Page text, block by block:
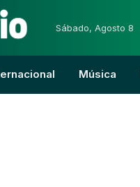
Sábado, Agosto 8
Música